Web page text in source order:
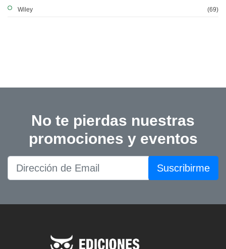
Wiley (69)
No te pierdas nuestras
promociones y eventos
Suscribirme